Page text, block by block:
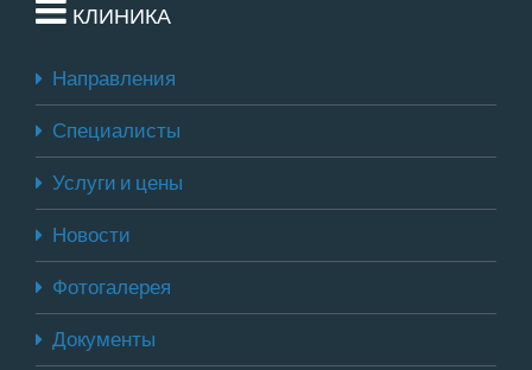
КЛИНИКА
Направления
Специалисты
Услуги и цены
Новости
Фотогалерея
Документы